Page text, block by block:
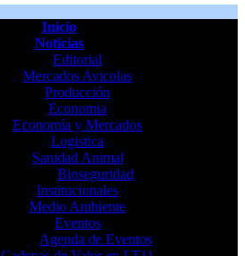
Inicio
Noticias
Editorial
Mercados Avicolas
Producción
Economia
Economía y Mercados
Logistica
Sanidad Animal
Bioseguridad
Institucionales
Medio Ambiente
Eventos
Agenda de Eventos